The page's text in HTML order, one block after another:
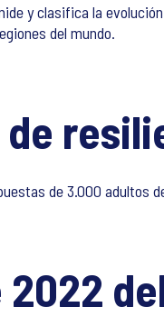
y clasifica la
del mundo.
de 3.000 adultos